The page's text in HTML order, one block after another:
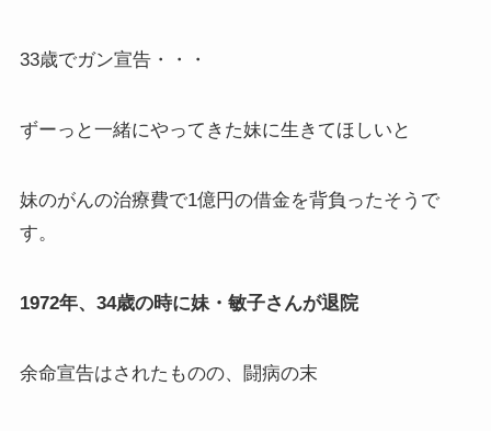
33歳でガン宣告・・・
ずーっと一緒にやってきた妹に生きてほしいと
妹のがんの治療費で1億円の借金を背負ったそうで
す。
1972年、34歳の時に妹・敏子さんが退院
余命宣告はされたものの、闘病の末